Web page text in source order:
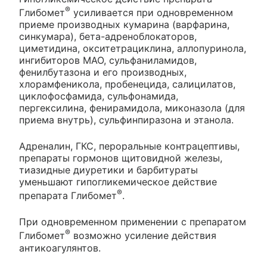
Глибомет® усиливается при одновременном
приеме производных кумарина (варфарина,
синкумара), бета-адреноблокаторов,
циметидина, окситетрациклина, аллопуринола,
ингибиторов МАО, сульфаниламидов,
фенилбутазона и его производных,
хлорамфеникола, пробенецида, салицилатов,
циклофосфамида, сульфонамида,
пергексилина, фенирамидола, миконазола (для
приема внутрь), сульфинпиразона и этанола.
Адреналин, ГКС, пероральные контрацептивы,
препараты гормонов щитовидной железы,
тиазидные диуретики и барбитураты
уменьшают гипогликемическое действие
препарата Глибомет®.
При одновременном применении с препаратом
Глибомет® возможно усиление действия
антикоагулянтов.